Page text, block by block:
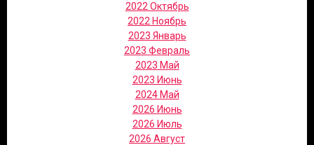
2022 Октябрь
2022 Ноябрь
2023 Январь
2023 Февраль
2023 Май
2023 Июнь
2024 Май
2026 Июнь
2026 Июль
2026 Август